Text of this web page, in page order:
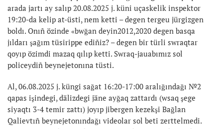
arada jartı ay salıp 20.08.2025 j. küni uçaskelik inspektor
19:20-da kelip at-üsti, nem ketti – degen tergeu jürgizgen
boldı. Onıñ özinde «bwğan deyin2012,2020 degen basqa
jıldarı şağım tüsirippe ediñiz? – degen bir türli swraqtar
qoyıp özimdi mazaq qılıp ketti. Swraq-jauabımız sol
policeydiñ beynejetonına tüsti.
Al, 06.08.2025 j. küngi sağat 16:20-17:00 aralığındağı №2
qapas işindegi, dälizdegi jäne ayğaq zattardı (wsaq şege
siyaqtı 3-4 temir zattı) joyıp jibergen kezekşi Bağlan
Qalievtıñ beynejetonındağı videolar sol beti zerttelmedi.